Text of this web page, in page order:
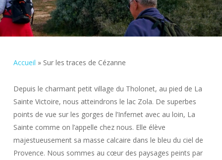
Accueil » Sur les traces de Cézanne
Depuis le charmant petit village du Tholonet, au pied de La
Sainte Victoire, nous atteindrons le lac Zola. De superbes
points de vue sur les gorges de l’Infernet avec au loin, La
Sainte comme on l’appelle chez nous. Elle élève
majestueusement sa masse calcaire dans le bleu du ciel de
Provence. Nous sommes au cœur des paysages peints par